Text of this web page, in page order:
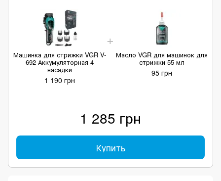
Машинка для стрижки VGR V-
692 Аккумуляторная 4
насадки
1 190 грн
Масло VGR для машинок для
стрижки 55 мл
95 грн
1 285 грн
Купить